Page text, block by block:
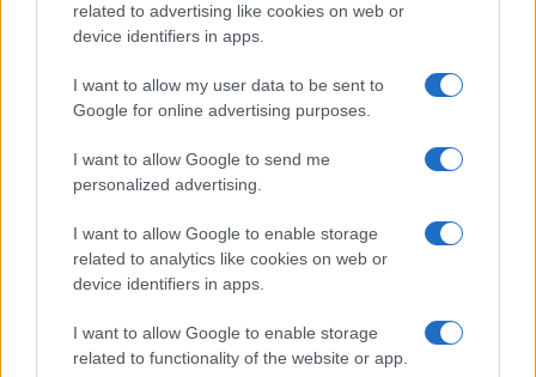
related to advertising like cookies on web or
device identifiers in apps.
I want to allow my user data to be sent to
Google for online advertising purposes.
I want to allow Google to send me
personalized advertising.
I want to allow Google to enable storage
related to analytics like cookies on web or
device identifiers in apps.
I want to allow Google to enable storage
related to functionality of the website or app.
Frasi dei film
Frasi film più lette
Incipit dei film
Film più cercati
Frasi sul cinema
SERVIZI
Mappa del sito
Cookie Policy
Frasi suddivise per tema